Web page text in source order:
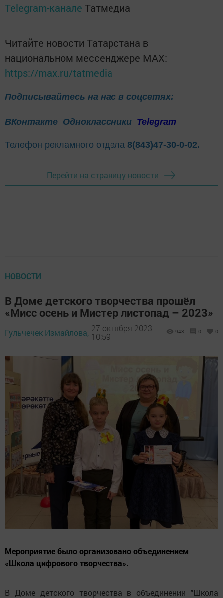
Telegram-канале Татмедиа
Читайте новости Татарстана в
национальном мессенджере MАХ:
https://max.ru/tatmedia
Подписывайтесь на нас в соцсетях:
ВКонтакте Одноклассники Telegram
Телефон рекламного отдела 8(843)47-30-0-02.
Перейти на страницу новости
НОВОСТИ
В Доме детского творчества прошёл
«Мисс осень и Мистер листопад – 2023»
Гульчечек Измайлова, 27 октября 2023 -
10:59
943 0 0
Мероприятие было организовано объединением
«Школа цифрового творчества».
В Доме детского творчества в объединении "Школа